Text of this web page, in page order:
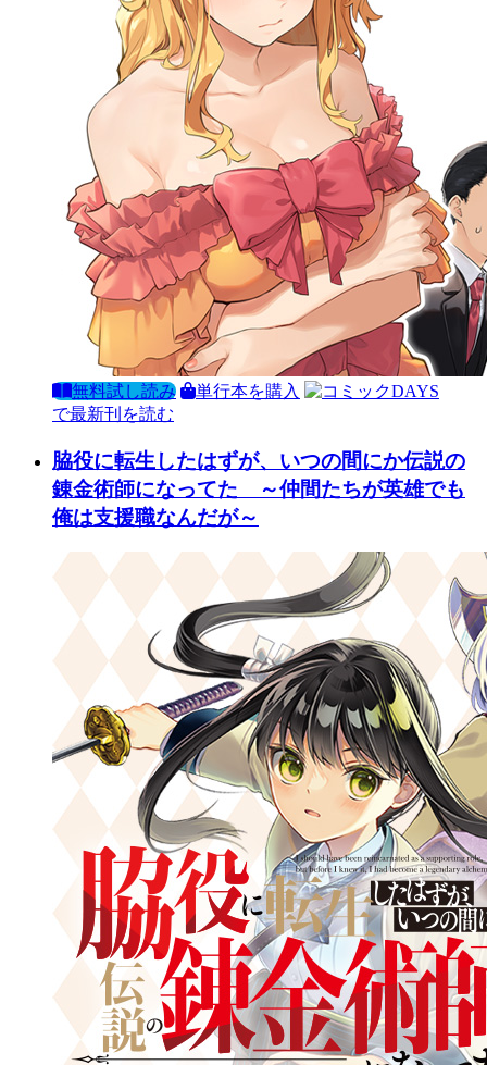
無料試し読み
単行本を購入
で最新刊を読む
脇役に転生したはずが、いつの間にか伝説の
錬金術師になってた ～仲間たちが英雄でも
俺は支援職なんだが～